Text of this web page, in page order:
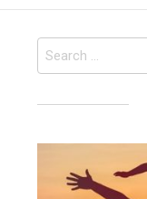
BENESSERE E DELLA
Search